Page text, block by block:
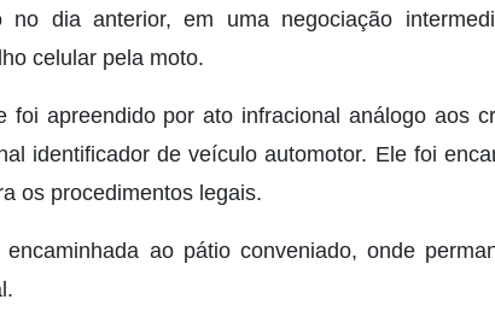
dia anterior, em uma negociação
celular pela moto.
foi apreendido por ato infracional análogo aos
identificador de veículo automotor. Ele foi
os procedimentos legais.
ao pátio conveniado, onde